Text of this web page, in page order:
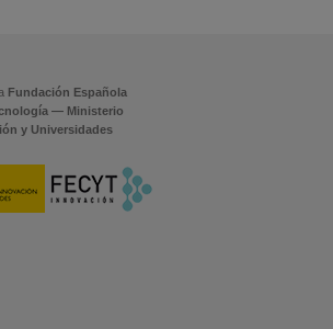
Fundación Española
— Ministerio
y Universidades